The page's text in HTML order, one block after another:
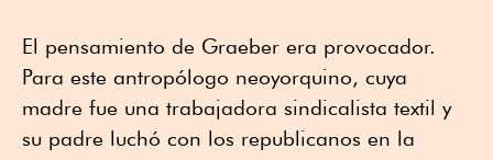
El pensamiento de Graeber era provocador.
Para este antropólogo neoyorquino, cuya
madre fue una trabajadora sindicalista textil y
su padre luchó con los republicanos en la